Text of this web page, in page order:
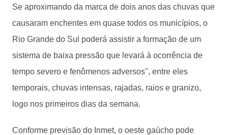
Se aproximando da marca de dois anos das chuvas que
causaram enchentes em quase todos os municípios, o
Rio Grande do Sul poderá assistir a formação de um
sistema de baixa pressão que levará à ocorrência de
tempo severo e fenômenos adversos", entre eles
temporais, chuvas intensas, rajadas, raios e granizo,
logo nos primeiros dias da semana.
Conforme previsão do Inmet, o oeste gaúcho pode